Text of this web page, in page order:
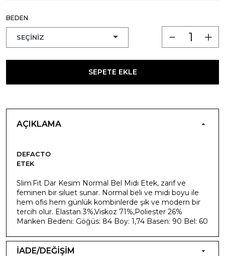
BEDEN
SEPETE EKLE
AÇIKLAMA
DEFACTO
ETEK
Slim Fit Dar Kesim Normal Bel Midi Etek, zarif ve
feminen bir siluet sunar. Normal beli ve midi boyu ile
hem ofis hem günlük kombinlerde şık ve modern bir
tercih olur. Elastan 3%,Viskoz 71%,Poliester 26%
Manken Bedeni: Göğüs: 84 Boy: 1,74 Basen: 90 Bel: 60
İADE/DEĞİŞİM